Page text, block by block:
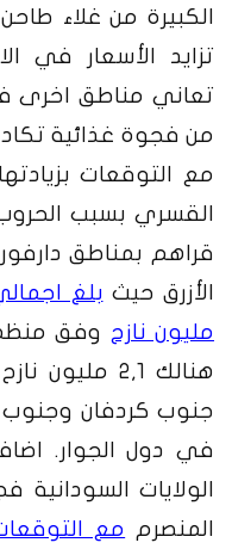
الكبيرة من غلاء
تزايد الأسعار في
تعاني مناطق اخرى
من فجوة غذائية
مع التوقعات
القسري بسبب
قراهم بمناطق
الأزرق حيث
مليون نازح وفق
جنوب كردفان وجنوب
في دول الجوار.
الولايات السودانية
المنصرم مع